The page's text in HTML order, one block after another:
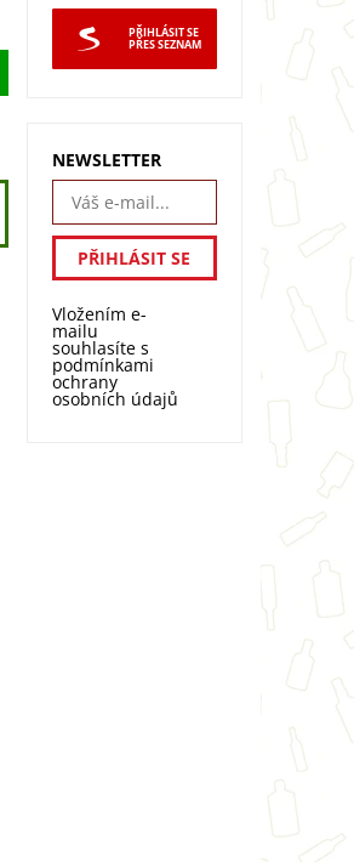
PŘIHLÁSIT SE
PŘES SEZNAM
NEWSLETTER
Vložením e-
mailu
souhlasíte s
podmínkami
ochrany
osobních údajů